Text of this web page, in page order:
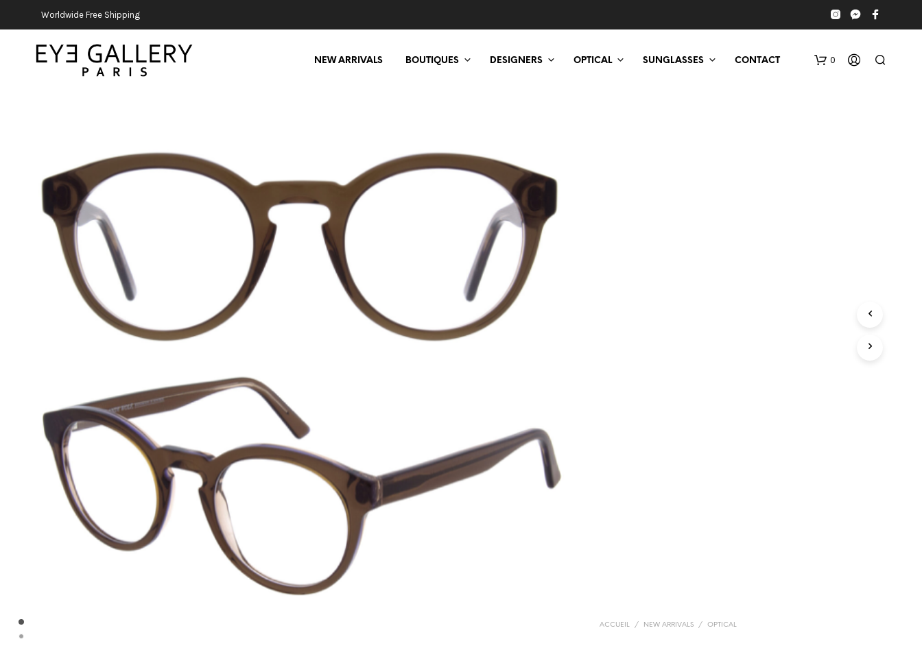
Worldwide Free Shipping
NEW ARRIVALS BOUTIQUES DESIGNERS OPTICAL SUNGLASSES CONTACT 0
ACCUEIL / NEW ARRIVALS / OPTICAL